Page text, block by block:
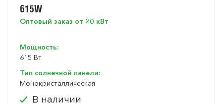
615W
Оптовый заказ от 20 кВт
Мощность:
615 Вт
Тип солнечной панели:
Монокристаллическая
В наличии